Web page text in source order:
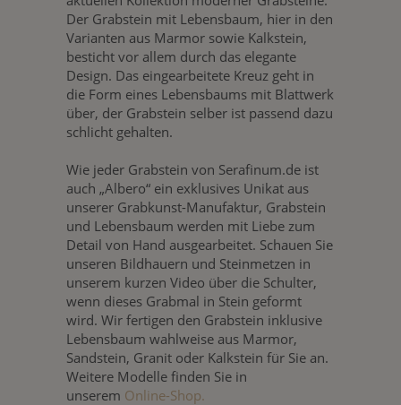
Der Grabstein mit Lebensbaum, hier in den
Varianten aus Marmor sowie Kalkstein,
besticht vor allem durch das elegante
Design. Das eingearbeitete Kreuz geht in
die Form eines Lebensbaums mit Blattwerk
über, der Grabstein selber ist passend dazu
schlicht gehalten.
Wie jeder Grabstein von Serafinum.de ist
auch „Albero“ ein exklusives Unikat aus
unserer Grabkunst-Manufaktur, Grabstein
und Lebensbaum werden mit Liebe zum
Detail von Hand ausgearbeitet. Schauen Sie
unseren Bildhauern und Steinmetzen in
unserem kurzen Video über die Schulter,
wenn dieses Grabmal in Stein geformt
wird. Wir fertigen den Grabstein inklusive
Lebensbaum wahlweise aus Marmor,
Sandstein, Granit oder Kalkstein für Sie an.
Weitere Modelle finden Sie in
unserem Online-Shop.